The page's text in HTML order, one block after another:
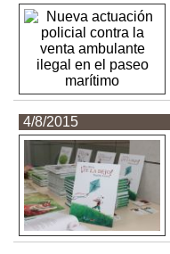
4/8/2015